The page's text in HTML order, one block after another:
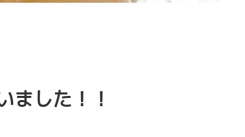
ました！！